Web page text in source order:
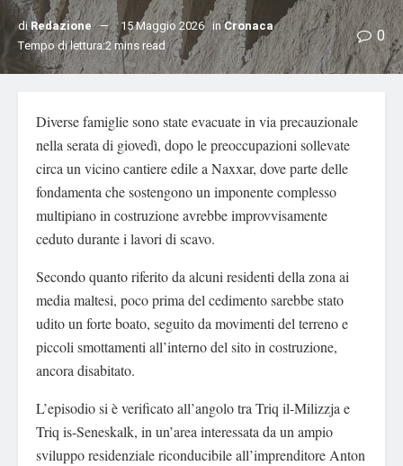
diRedazione 15 Maggio 2026 inCronaca
Tempo di lettura:2 mins read
0
Diverse famiglie sono state evacuate in via precauzionale
nella serata di giovedì, dopo le preoccupazioni sollevate
circa un vicino cantiere edile a Naxxar, dove parte delle
fondamenta che sostengono un imponente complesso
multipiano in costruzione avrebbe improvvisamente
ceduto durante i lavori di scavo.
Secondo quanto riferito da alcuni residenti della zona ai
media maltesi, poco prima del cedimento sarebbe stato
udito un forte boato, seguito da movimenti del terreno e
piccoli smottamenti all’interno del sito in costruzione,
ancora disabitato.
L’episodio si è verificato all’angolo tra Triq il-Milizzja e
Triq is-Seneskalk, in un’area interessata da un ampio
sviluppo residenziale riconducibile all’imprenditore Anton